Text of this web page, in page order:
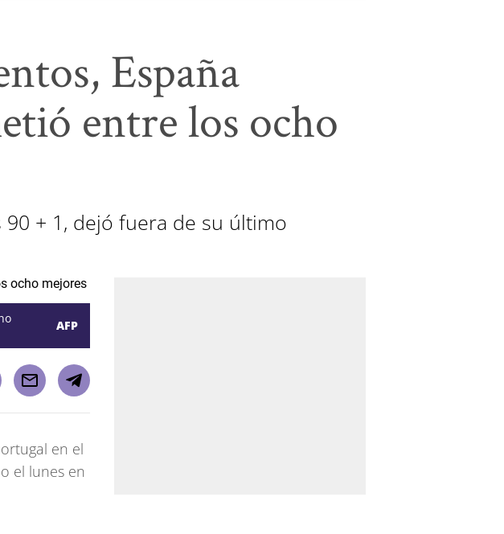
España
entre los ocho
+ 1, dejó fuera de su último
AFP
en el
el lunes en